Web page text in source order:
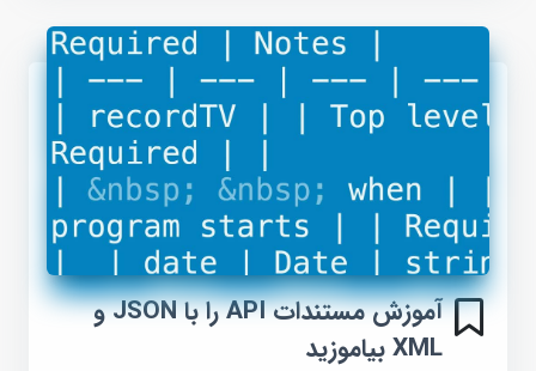
آموزش مستندات API را با JSON و
XML بیاموزید